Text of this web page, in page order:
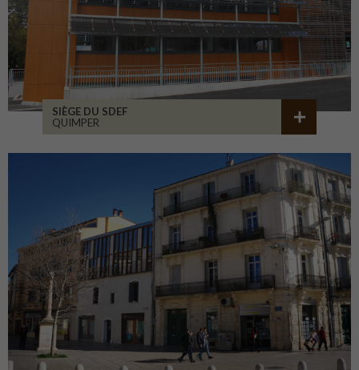
SIÈGE DU SDEF
QUIMPER